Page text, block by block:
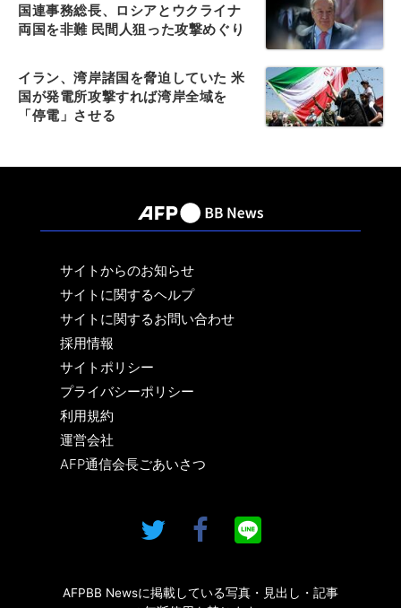
国連事務総長、ロシアとウクライナ
両国を非難 民間人狙った攻撃めぐり
イラン、湾岸諸国を脅迫していた 米
国が発電所攻撃すれば湾岸全域を
「停電」させる
サイトからのお知らせ
サイトに関するヘルプ
サイトに関するお問い合わせ
採用情報
サイトポリシー
プライバシーポリシー
利用規約
運営会社
AFP通信会長ごあいさつ
AFPBB Newsに掲載している写真・見出し・記事